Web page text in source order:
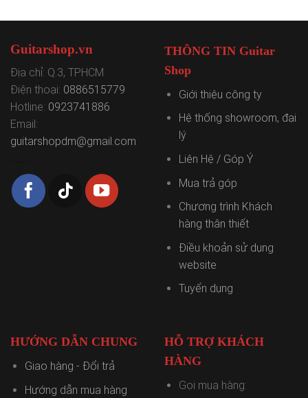
Guitarshop.vn
Địa chỉ: Q.3, TPHCM
Điện thoại: 0886515779
Hotline: 0923741886
Email:
guitarshopdm@gmail.com
THÔNG TIN Guitar
Shop
Giới thiệu công ty
Hệ thống showroom, đại
lý
Liên Hệ / Góp Ý
Mua trả góp
Chương trình Khách
hàng thân thiết
Điều khoản sử dụng
website
Tuyển dụng
HƯỚNG DẪN CHUNG
Giao hàng - Đổi trả
Hướng dẫn mua hàng
HỖ TRỢ KHÁCH
HÀNG
Gọi mua hàng: